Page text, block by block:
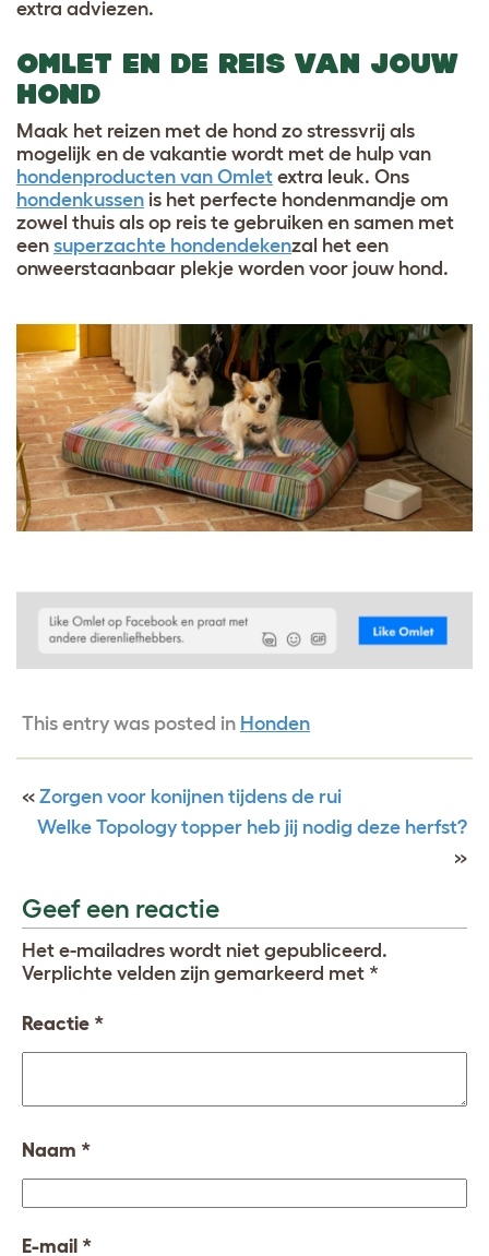
extra adviezen.
OMLET EN DE REIS VAN JOUW
HOND
Maak het reizen met de hond zo stressvrij als
mogelijk en de vakantie wordt met de hulp van
hondenproducten van Omlet extra leuk. Ons
hondenkussen is het perfecte hondenmandje om
zowel thuis als op reis te gebruiken en samen met
een superzachte hondendekenzal het een
onweerstaanbaar plekje worden voor jouw hond.
This entry was posted in Honden
« Zorgen voor konijnen tijdens de rui
Welke Topology topper heb jij nodig deze herfst?
»
Geef een reactie
Het e-mailadres wordt niet gepubliceerd.
Verplichte velden zijn gemarkeerd met *
Reactie *
Naam *
E-mail *